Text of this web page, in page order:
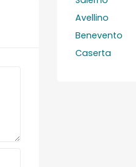
Avellino
Benevento
Caserta